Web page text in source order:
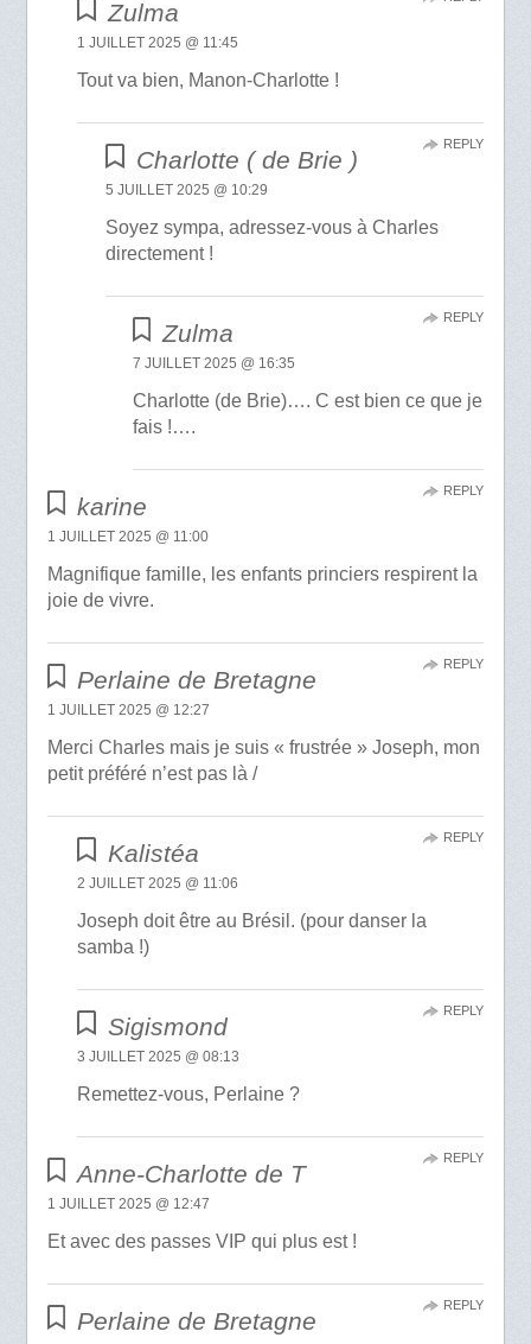
Zulma
1 JUILLET 2025 @ 11:45
Tout va bien, Manon-Charlotte !
Charlotte ( de Brie )
5 JUILLET 2025 @ 10:29
Soyez sympa, adressez-vous à Charles
directement !
REPLY
Zulma
7 JUILLET 2025 @ 16:35
Charlotte (de Brie)…. C est bien ce que je
fais !….
REPLY
karine
1 JUILLET 2025 @ 11:00
Magnifique famille, les enfants princiers respirent la
joie de vivre.
REPLY
Perlaine de Bretagne
1 JUILLET 2025 @ 12:27
Merci Charles mais je suis « frustrée » Joseph, mon
petit préféré n’est pas là /
REPLY
Kalistéa
2 JUILLET 2025 @ 11:06
Joseph doit être au Brésil. (pour danser la
samba !)
REPLY
Sigismond
3 JUILLET 2025 @ 08:13
Remettez-vous, Perlaine ?
REPLY
Anne-Charlotte de T
1 JUILLET 2025 @ 12:47
Et avec des passes VIP qui plus est !
REPLY
Perlaine de Bretagne
REPLY